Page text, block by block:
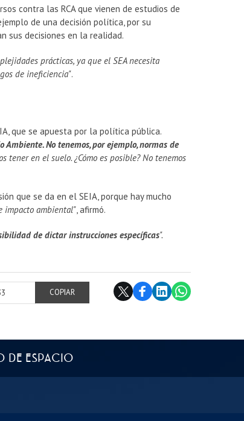
contra las RCA que vienen de estudios de
de una decisión política, por su
sus decisiones en la realidad.
prácticas, ya que el SEA necesita
de ineficiencia".
que se apuesta por la política pública.
No tenemos, por ejemplo, normas de
en el suelo. ¿Cómo es posible? No tenemos
que se da en el SEIA, porque hay mucho
impacto ambiental", afirmó.
de dictar instrucciones específicas".
COPIAR
DE ESPACIO